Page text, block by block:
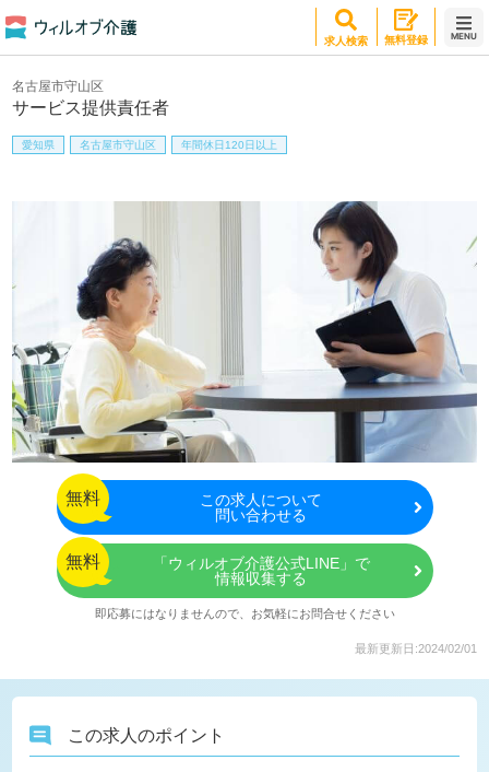
求人検索 無料登録 MENU
サービス提供責任者
名古屋市守山区
愛知県 名古屋市守山区 年間休日120日以上
無料 この求人について
問い合わせる
無料
「ウィルオブ介護公式LINE」で
情報収集する
即応募にはなりませんので、お気軽にお問合せください
最新更新日:2024/02/01
この求人のポイント